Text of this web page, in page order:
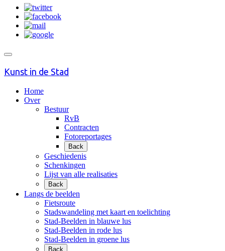
Kunst in de Stad
Home
Over
Bestuur
RvB
Contracten
Fotoreportages
Back
Geschiedenis
Schenkingen
Lijst van alle realisaties
Back
Langs de beelden
Fietsroute
Stadswandeling met kaart en toelichting
Stad-Beelden in blauwe lus
Stad-Beelden in rode lus
Stad-Beelden in groene lus
Back